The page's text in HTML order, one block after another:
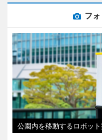
フ
公園内を移動するロボッ